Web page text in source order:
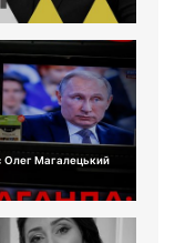
Олег Магалецький